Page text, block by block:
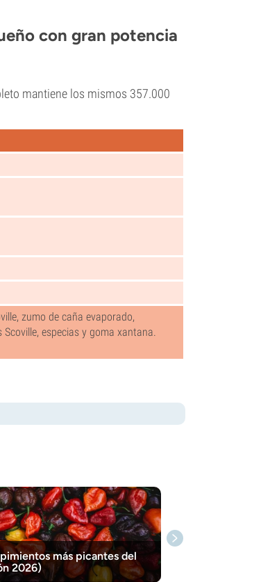
con gran potencia
mantiene los mismos 357.000
zumo de caña evaporado,
especias y goma xantana.
más picantes del
2026)